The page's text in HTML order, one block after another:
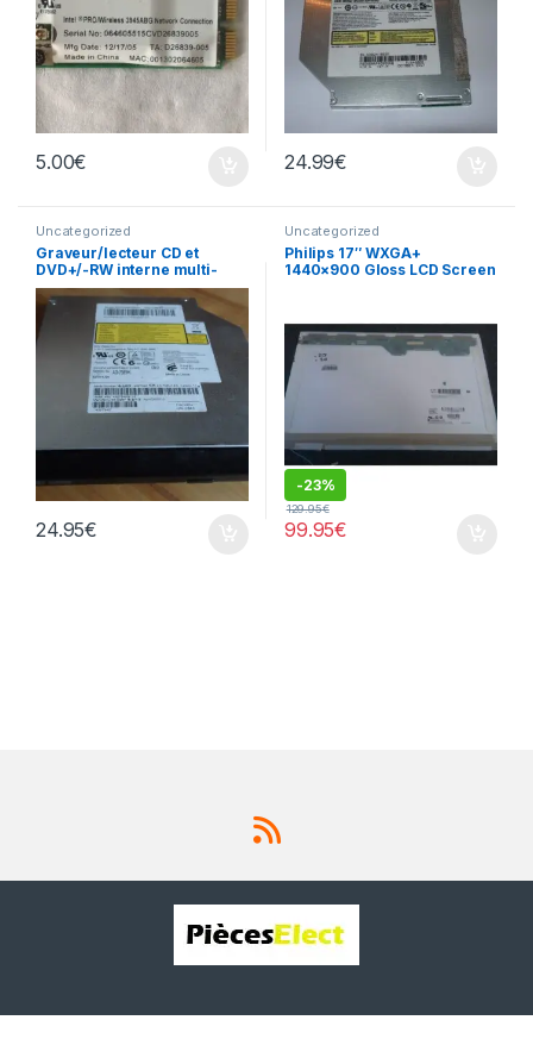
5.00€ 24.99€
Uncategorized
Graveur/lecteur CD et
DVD+/-RW interne multi-
recorder portable AD-7585H
24.95€
Uncategorized
Philips 17″ WXGA+
1440×900 Gloss LCD Screen
-23%
99.95€
129.95€